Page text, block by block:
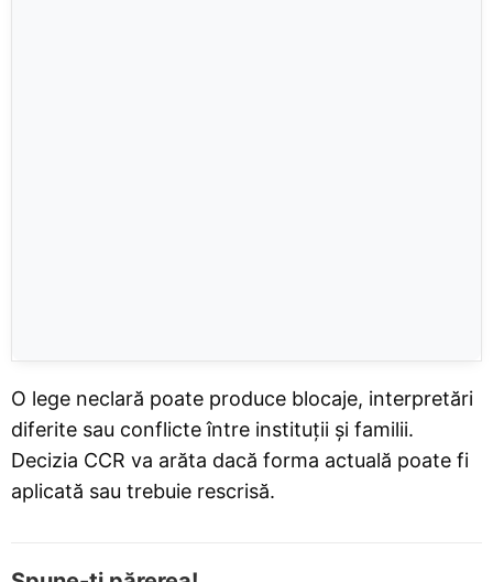
O lege neclară poate produce blocaje, interpretări
diferite sau conflicte între instituții și familii.
Decizia CCR va arăta dacă forma actuală poate fi
aplicată sau trebuie rescrisă.